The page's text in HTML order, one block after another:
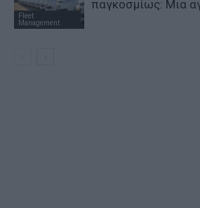
Fleet
Management
παγκοσμίως: Μια